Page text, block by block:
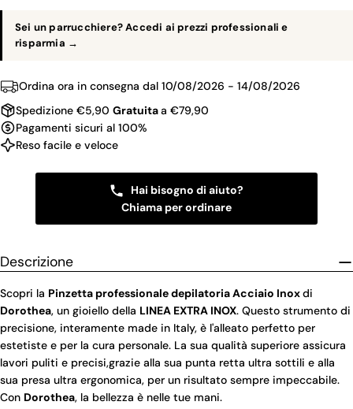
Sei un parrucchiere? Accedi ai prezzi professionali e
risparmia →
Ordina ora in consegna dal 10/08/2026 - 14/08/2026
Spedizione €5,90 Gratuitaa €79,90
Pagamenti sicuri al 100%
Reso facile e veloce
Hai bisogno di aiuto?
Chiama per ordinare
Descrizione
Scopri la Pinzetta professionale depilatoria Acciaio Inoxdi
Dorothea, un gioiello della LINEA EXTRA INOX. Questo strumento di
precisione, interamente made in Italy, è l'alleato perfetto per
estetiste e per la cura personale. La sua qualità superiore assicura
lavori puliti e precisi,grazie alla sua punta retta ultra sottili e alla
sua presa ultra ergonomica, per un risultato sempre impeccabile.
Con Dorothea, la bellezza è nelle tue mani.